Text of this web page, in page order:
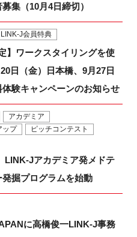
集（10月4日締切）
LINK-J会員特典
】ワークスタイリングを使
日（金）日本橋、9月27日
体験キャンペーンのお知らせ
アカデミア
ップ
ピッチコンテスト
LINK-Jアカデミア発メドテ
掘プログラムを始動
に高橋俊一LINK-J事務